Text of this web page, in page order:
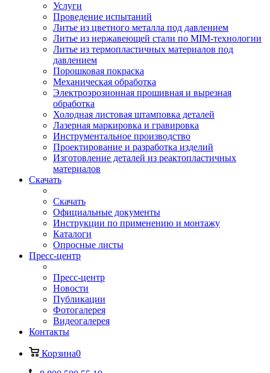
Услуги
Проведение испытаний
Литье из цветного металла под давлением
Литье из нержавеющей стали по MIM-технологии
Литье из термопластичных материалов под
давлением
Порошковая покраска
Механическая обработка
Электроэрозионная прошивная и вырезная
обработка
Холодная листовая штамповка деталей
Лазерная маркировка и гравировка
Инструментальное производство
Проектирование и разработка изделий
Изготовление деталей из реактопластичных
материалов
Скачать
Скачать
Официальные документы
Инструкции по применению и монтажу
Каталоги
Опросные листы
Пресс-центр
Пресс-центр
Новости
Публикации
Фотогалерея
Видеогалерея
Контакты
Корзина0